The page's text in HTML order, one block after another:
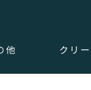
他 クリ